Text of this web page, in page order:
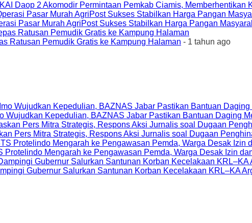
Daop 2 Akomodir Permintaan Pemkab Ciamis, Memberhentikan
Pasar Murah AgriPost Sukses Stabilkan Harga Pangan
Ratusan Pemudik Gratis ke Kampung Halaman - 1 tahun ago
Wujudkan Kepedulian, BAZNAS Jabar Pastikan Bantuan Daging
Pers Mitra Strategis, Respons Aksi Jurnalis soal Dugaan
Protelindo Mengarah ke Pengawasan Pemda, Warga Desak Izin
Gubernur Salurkan Santunan Korban Kecelakaan KRL–KA